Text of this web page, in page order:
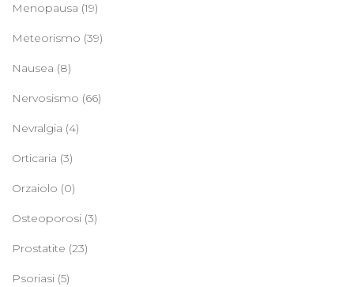
Menopausa (19)
Meteorismo (39)
Nausea (8)
Nervosismo (66)
Nevralgia (4)
Orticaria (3)
Orzaiolo (0)
Osteoporosi (3)
Prostatite (23)
Psoriasi (5)